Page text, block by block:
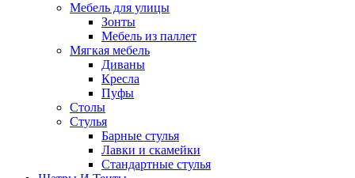
Мебель для улицы
Зонты
Мебель из паллет
Мягкая мебель
Диваны
Кресла
Пуфы
Столы
Стулья
Барные стулья
Лавки и скамейки
Стандартные стулья